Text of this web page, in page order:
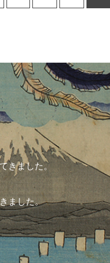
きました。
ました。